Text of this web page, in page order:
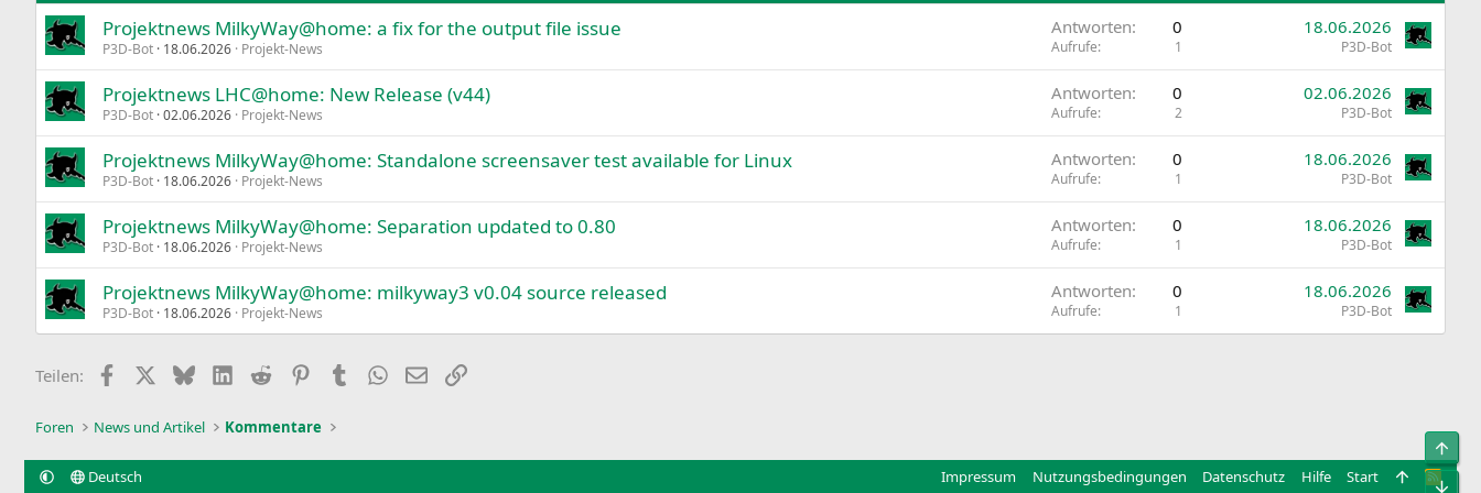
Verdana
Projektnews MilkyWay@home: a fix for the output file issue
P3D-Bot 18.06.2026 Projekt-News
Antworten 0
Aufrufe 1
18.06.2026
P3D-Bot
Projektnews LHC@home: New Release (v44)
P3D-Bot 02.06.2026 Projekt-News
Antworten 0
Aufrufe 2
02.06.2026
P3D-Bot
Projektnews MilkyWay@home: Standalone screensaver test available for Linux
P3D-Bot 18.06.2026 Projekt-News
Antworten 0
Aufrufe 1
18.06.2026
P3D-Bot
Projektnews MilkyWay@home: Separation updated to 0.80
P3D-Bot 18.06.2026 Projekt-News
Antworten 0
Aufrufe 1
18.06.2026
P3D-Bot
Projektnews MilkyWay@home: milkyway3 v0.04 source released
P3D-Bot 18.06.2026 Projekt-News
Antworten 0
Aufrufe 1
18.06.2026
P3D-Bot
Teilen: Facebook BlueskyLinkedIn
Reddit PinterestTumblr WhatsApp
E-MailLink
Foren News und Artikel Kommentare
Deutsch Impressum Nutzungsbedingungen Datenschutz Hilfe Start
R